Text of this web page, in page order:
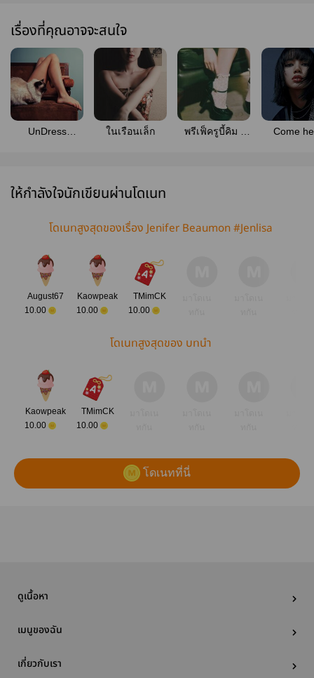
เรื่องที่คุณอาจจะสนใจ
UnDress
ในเรือนเล็ก
พรีเฟ็ครูบี้คิม |
Come
ให้กำลังใจนักเขียนผ่านโดเนท
โดเนทสูงสุดของเรื่อง Jenifer Beaumon #Jenlisa
August67
10.00
Kaowpeak
10.00
TMimCK
10.00
โดเนทสูงสุดของ บทนำ
Kaowpeak
10.00
TMimCK
10.00
โดเนทที่นี่
ดูเนื้อหา
เมนูของฉัน
เกี่ยวกับเรา